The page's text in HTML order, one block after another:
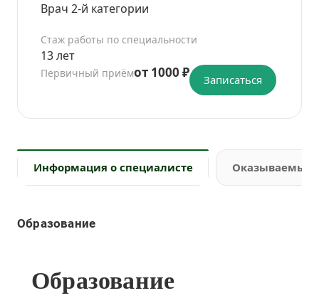
Врач 2-й категории
Стаж работы по специальности
13 лет
Первичный приёмот 1000 ₽ Записаться
Информация о специалисте Оказываемые
Образование
Образование